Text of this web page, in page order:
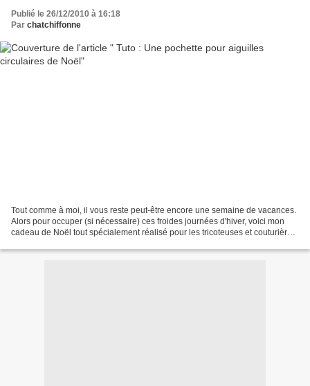
Publié le 26/12/2010 à 16:18
Par chatchiffonne
Tout comme à moi, il vous reste peut-être encore une semaine de vacances.
Alors pour occuper (si nécessaire) ces froides journées d'hiver, voici mon
cadeau de Noël tout spécialement réalisé pour les tricoteuses et couturière